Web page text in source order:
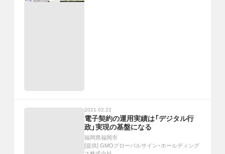
2021.02.22
電子契約の運用実績は「デジタル行
政」実現の基盤になる
福岡県福岡市
[提供] GMOグローバルサイン・ホールディング